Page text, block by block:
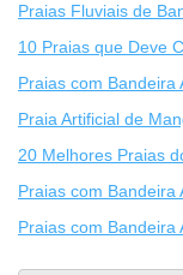
Praias Fluviais de
10 Praias que Deve
Praias com Bandeira
Praia Artificial de
20 Melhores Praias
Praias com Bandeira
Praias com Bandeira